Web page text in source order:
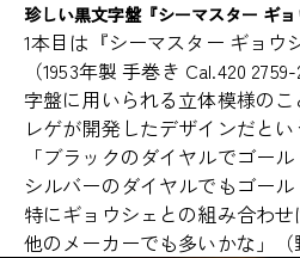
珍しい黒文字盤『シーマスター ギョ
1本目は『シーマスター ギョウ
（1953年製 手巻き Cal.420
字盤に用いられる立体模様の
レゲが開発したデザインだとい
「ブラックのダイヤルでゴー
シルバーのダイヤルでもゴール
特にギョウシェとの組み合わせ
他のメーカーでも多いかな」（